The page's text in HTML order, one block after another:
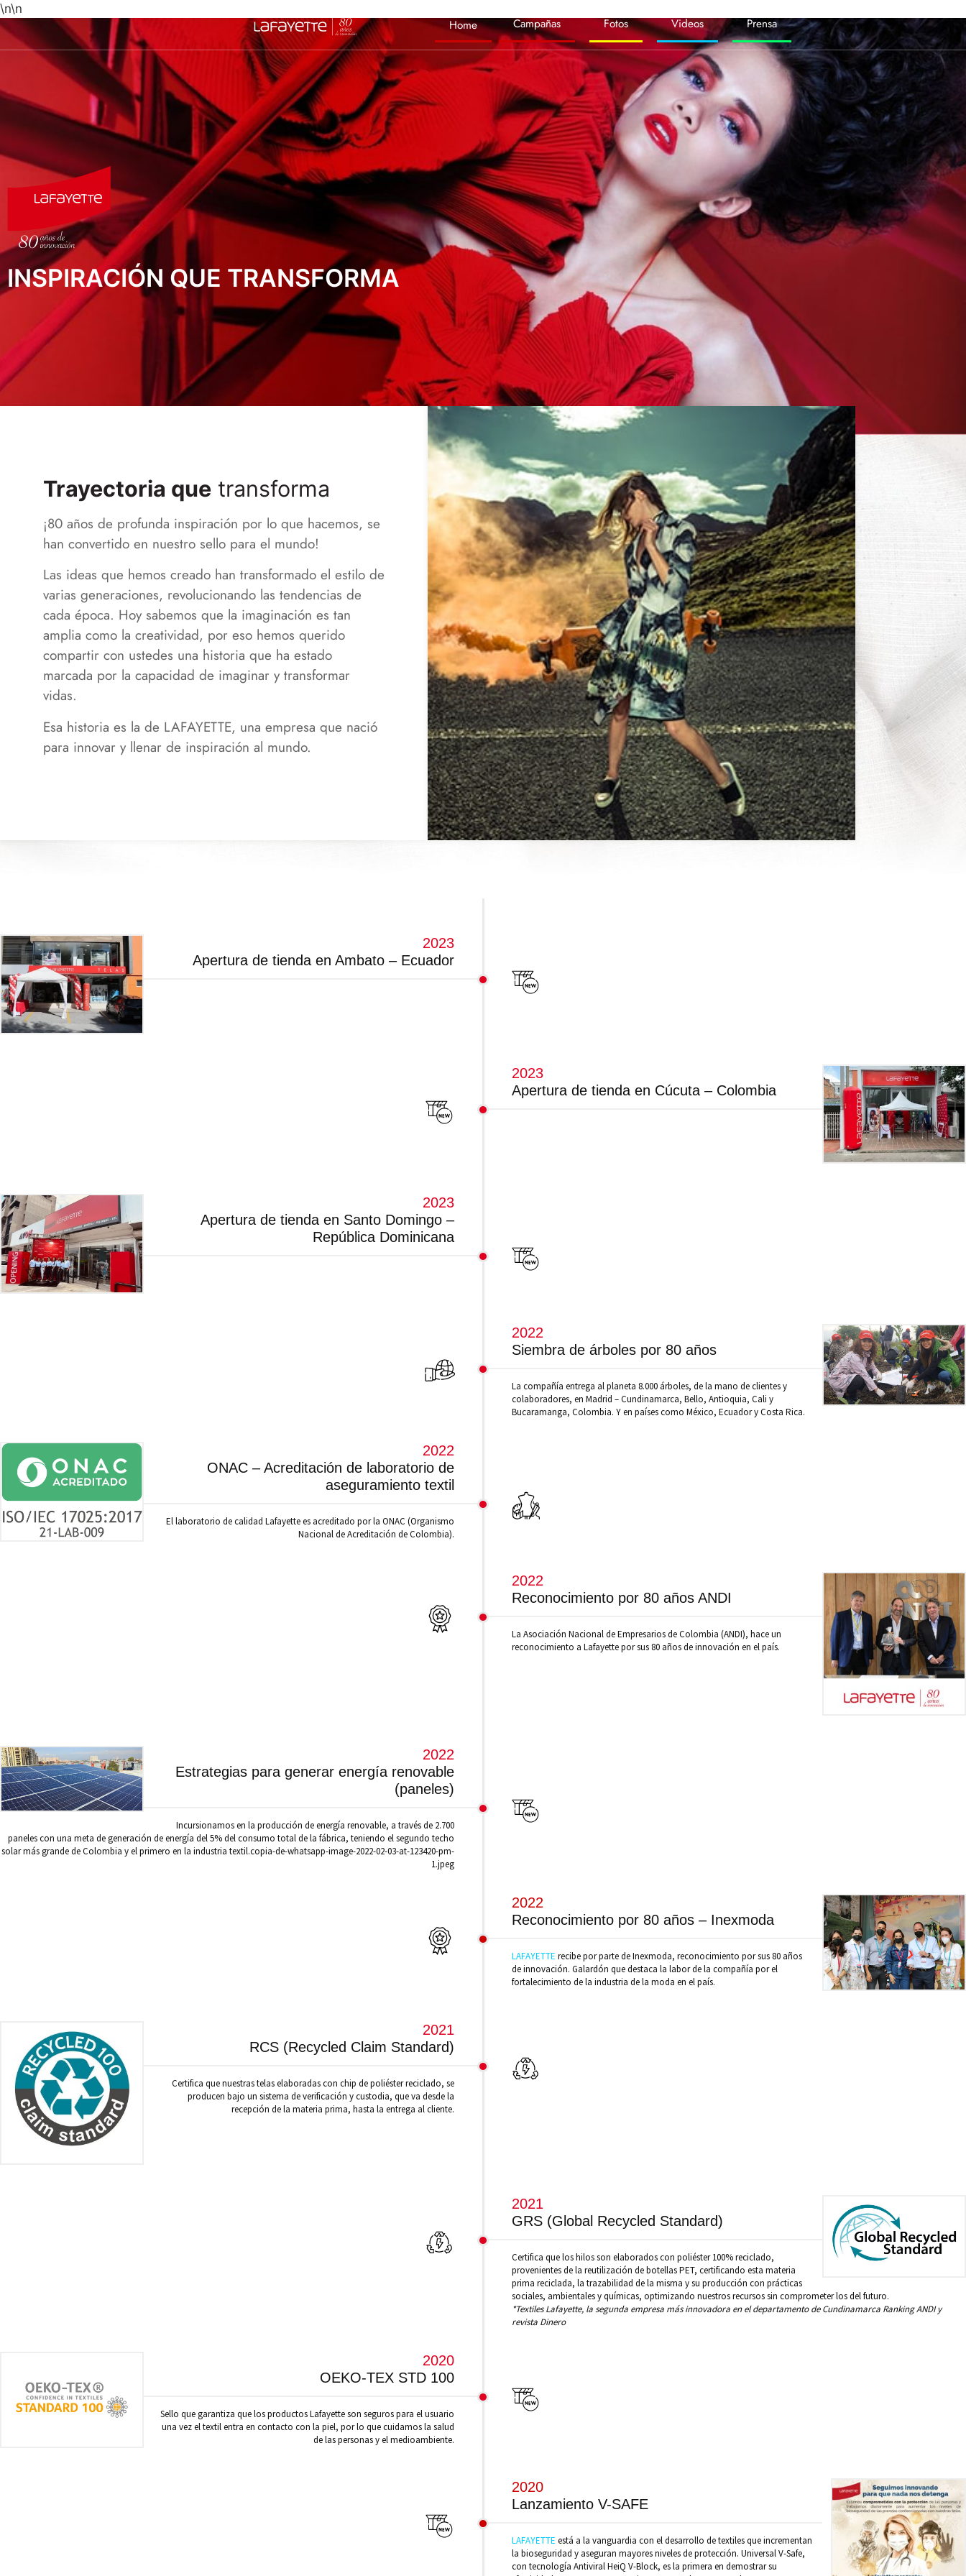
\n\n
Home Campañas Fotos Videos Prensa
INSPIRACIÓN QUE TRANSFORMA
Trayectoria que transforma
¡80 años de profunda inspiración por lo que hacemos, se
han convertido en nuestro sello para el mundo!
Las ideas que hemos creado han transformado el estilo de
varias generaciones, revolucionando las tendencias de
cada época. Hoy sabemos que la imaginación es tan
amplia como la creatividad, por eso hemos querido
compartir con ustedes una historia que ha estado
marcada por la capacidad de imaginar y transformar
vidas.
Esa historia es la de LAFAYETTE, una empresa que nació
para innovar y llenar de inspiración al mundo.
2023
Apertura de tienda en Ambato – Ecuador
2023
Apertura de tienda en Cúcuta – Colombia
2023
Apertura de tienda en Santo Domingo –
República Dominicana
2022
Siembra de árboles por 80 años
La compañía entrega al planeta 8.000 árboles, de la mano de clientes y
colaboradores, en Madrid – Cundinamarca, Bello, Antioquia, Cali y
Bucaramanga, Colombia. Y en países como México, Ecuador y Costa Rica.
2022
ONAC – Acreditación de laboratorio de
aseguramiento textil
El laboratorio de calidad Lafayette es acreditado por la ONAC (Organismo
Nacional de Acreditación de Colombia).
2022
Reconocimiento por 80 años ANDI
La Asociación Nacional de Empresarios de Colombia (ANDI), hace un
reconocimiento a Lafayette por sus 80 años de innovación en el país.
2022
Estrategias para generar energía renovable
(paneles)
Incursionamos en la producción de energía renovable, a través de 2.700
paneles con una meta de generación de energía del 5% del consumo total de la fábrica, teniendo el segundo techo
solar más grande de Colombia y el primero en la industria textil.copia-de-whatsapp-image-2022-02-03-at-123420-pm-
1.jpeg
2022
Reconocimiento por 80 años – Inexmoda
LAFAYETTE recibe por parte de Inexmoda, reconocimiento por sus 80 años
de innovación. Galardón que destaca la labor de la compañía por el
fortalecimiento de la industria de la moda en el país.
2021
RCS (Recycled Claim Standard)
Certifica que nuestras telas elaboradas con chip de poliéster reciclado, se
producen bajo un sistema de verificación y custodia, que va desde la
recepción de la materia prima, hasta la entrega al cliente.
2021
GRS (Global Recycled Standard)
Certifica que los hilos son elaborados con poliéster 100% reciclado,
provenientes de la reutilización de botellas PET, certificando esta materia
prima reciclada, la trazabilidad de la misma y su producción con prácticas
sociales, ambientales y químicas, optimizando nuestros recursos sin comprometer los del futuro.
*Textiles Lafayette, la segunda empresa más innovadora en el departamento de Cundinamarca Ranking ANDI y
revista Dinero
2020
OEKO-TEX STD 100
Sello que garantiza que los productos Lafayette son seguros para el usuario
una vez el textil entra en contacto con la piel, por lo que cuidamos la salud
de las personas y el medioambiente.
2020
Lanzamiento V-SAFE
LAFAYETTE está a la vanguardia con el desarrollo de textiles que incrementan
la bioseguridad y aseguran mayores niveles de protección. Universal V-Safe,
con tecnología Antiviral HeiQ V-Block, es la primera en demostrar su